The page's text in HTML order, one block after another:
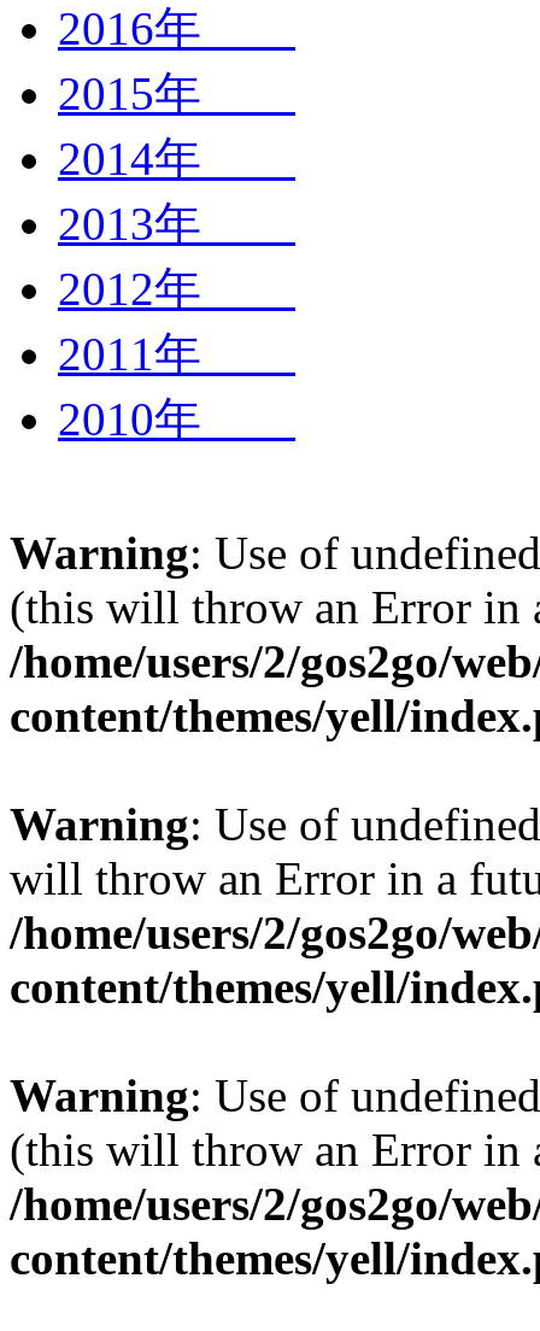
2016年
2015年
2014年
2013年
2012年
2011年
2010年
Warning: Use of
(this will throw an Error in
/home/users/2/gos2go/
content/themes/yell/
Warning: Use of
will throw an Error in a
/home/users/2/gos2go/
content/themes/yell/
Warning: Use of
(this will throw an Error in
/home/users/2/gos2go/
content/themes/yell/